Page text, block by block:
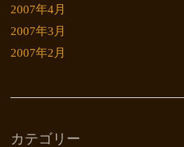
2007年4月
2007年3月
2007年2月
カテゴリー